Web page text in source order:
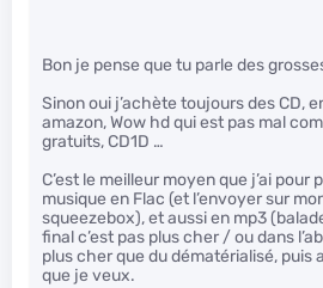
Bon je pense que tu parle des
Sinon oui j’achète toujours des CD,
amazon, Wow hd qui est pas mal
gratuits, CD1D …
C’est le meilleur moyen que j’ai
musique en Flac (et l’envoyer sur
squeezebox), et aussi en mp3
final c’est pas plus cher / ou dans
plus cher que du dématérialisé, puis
que je veux.